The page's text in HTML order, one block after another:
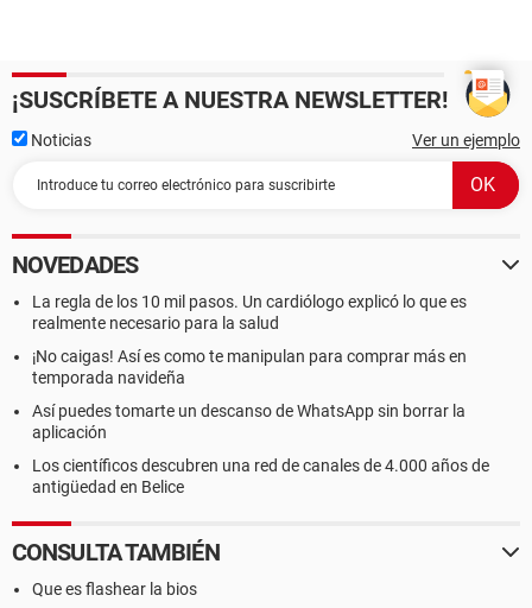
¡SUSCRÍBETE A NUESTRA NEWSLETTER!
Noticias Ver un ejemplo
NOVEDADES
La regla de los 10 mil pasos. Un cardiólogo explicó lo que es
realmente necesario para la salud
¡No caigas! Así es como te manipulan para comprar más en
temporada navideña
Así puedes tomarte un descanso de WhatsApp sin borrar la
aplicación
Los científicos descubren una red de canales de 4.000 años de
antigüedad en Belice
CONSULTA TAMBIÉN
Que es flashear la bios